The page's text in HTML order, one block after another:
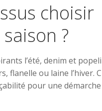
choisir
?
l’été, denim et
flanelle ou laine l’hiver.
pour une